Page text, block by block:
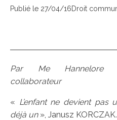
Publié le 27/04/16Droit
Par Me Hannelore
collaborateur
« L’enfant ne devient pas
déjà un», Janusz KORCZAK.